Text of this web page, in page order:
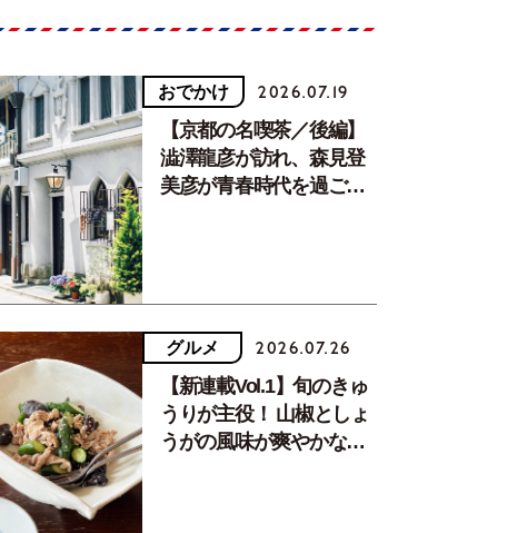
おでかけ 2026.07.19
【京都の名喫茶／後編】
澁澤龍彦が訪れ、森見登
美彦が青春時代を過ごし
グルメ 2026.07.26
【新連載Vol.1】旬のきゅ
うりが主役！ 山椒としょ
うがの風味が爽やかな、